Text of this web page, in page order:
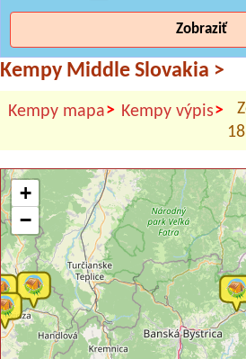
Zobraziť
Kempy Middle Slovakia >
Kempy mapa> Kempy výpis>
18
+
−